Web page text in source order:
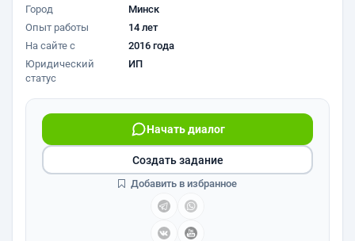
Город
Минск
Опыт работы
14 лет
На сайте с
2016 года
Юридический
статус
ИП
Начать диалог
Создать задание
Добавить в избранное